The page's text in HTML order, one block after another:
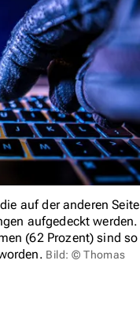
auf der anderen Seite
aufgedeckt werden.
(62 Prozent) sind so
Bild: © Thomas